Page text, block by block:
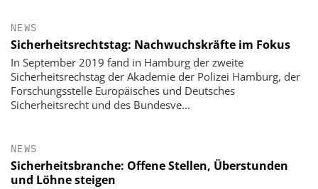
NEWS
Sicherheitsrechtstag: Nachwuchskräfte im Fokus
In September 2019 fand in Hamburg der zweite
Sicherheitsrechstag der Akademie der Polizei Hamburg, der
Forschungsstelle Europäisches und Deutsches
Sicherheitsrecht und des Bundesve...
NEWS
Sicherheitsbranche: Offene Stellen, Überstunden
und Löhne steigen